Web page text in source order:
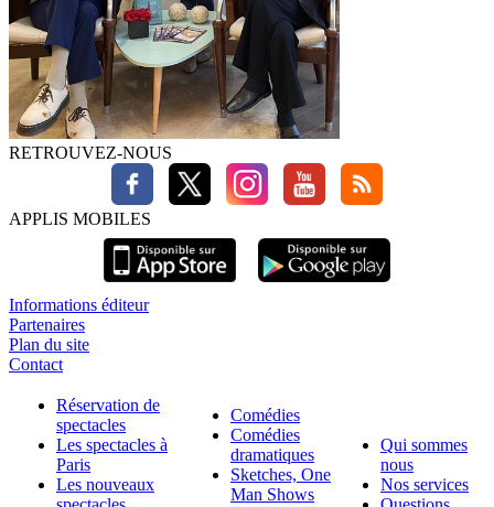
RETROUVEZ-NOUS
APPLIS MOBILES
Informations éditeur
Partenaires
Plan du site
Contact
Réservation de
spectacles
Les spectacles à
Paris
Les nouveaux
Comédies
Comédies
dramatiques
Sketches, One
Man Shows
Qui sommes
nous
Nos services